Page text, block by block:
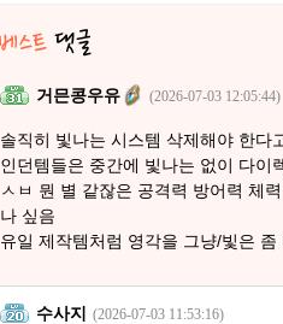
거믄콩우유 (2026-07-03 12:05:44)
솔직히 빛나는 시스템 삭제해야 한다
인던템들은 중간에 빛나는 없이 다이
ㅅㅂ 뭔 별 같잖은 공격력 방어력 체
나 싶음
유일 제작템처럼 영각을 그냥/빛은
수사지 (2026-07-03 11:53:16)